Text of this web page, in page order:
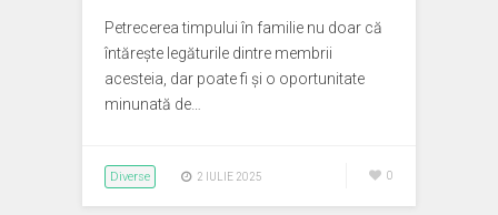
Petrecerea timpului în familie nu doar că
întărește legăturile dintre membrii
acesteia, dar poate fi și o oportunitate
minunată de…
Diverse 2 IULIE 2025 0